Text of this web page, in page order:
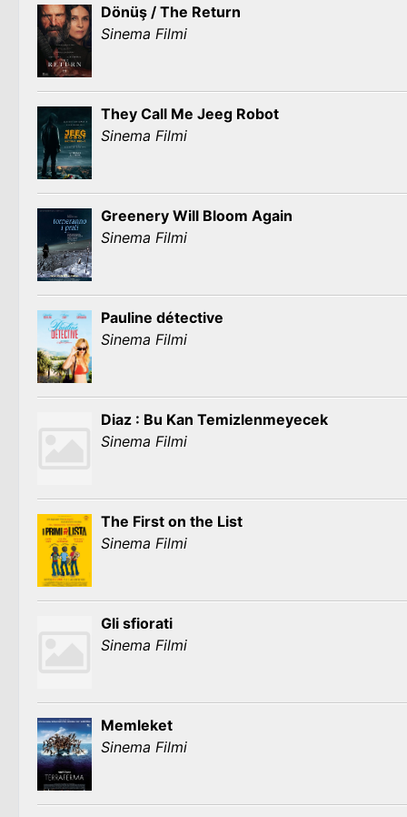
Dönüş / The Return
Sinema Filmi
They Call Me Jeeg Robot
Sinema Filmi
Greenery Will Bloom Again
Sinema Filmi
Pauline détective
Sinema Filmi
Diaz : Bu Kan Temizlenmeyecek
Sinema Filmi
The First on the List
Sinema Filmi
Gli sfiorati
Sinema Filmi
Memleket
Sinema Filmi